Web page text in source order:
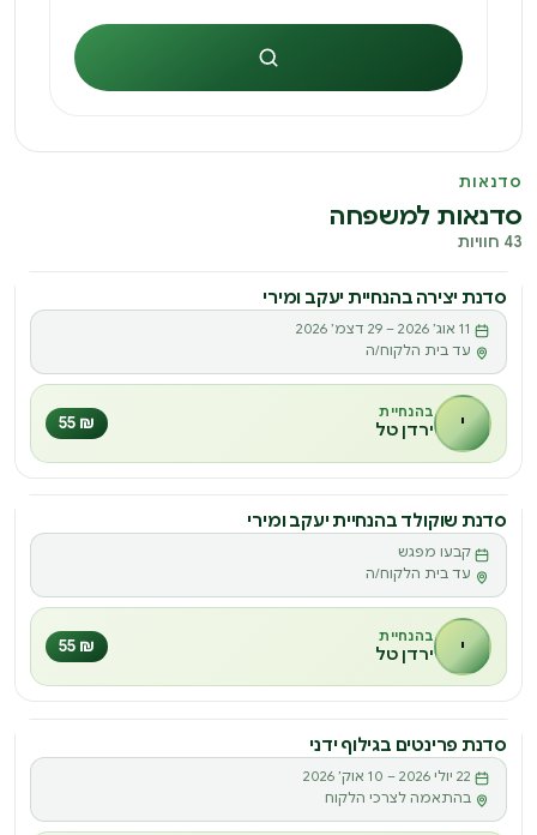
חיפוש
סדנאות
סדנאות למשפחה
43 חוויות
סדנה
ס
סדנת יצירה בהנחיית יעקב ומירי
11 אוג׳ 2026 – 29 דצמ׳ 2026
עד בית הלקוח/ה
י בהנחיית
ירדן טל ₪ 55
סדנה
ס
סדנת שוקולד בהנחיית יעקב ומירי
קבעו מפגש
עד בית הלקוח/ה
י בהנחיית
ירדן טל ₪ 55
סדנה
ס
סדנת פרינטים בגילוף ידני
22 יולי 2026 – 10 אוק׳ 2026
בהתאמה לצרכי הלקוח